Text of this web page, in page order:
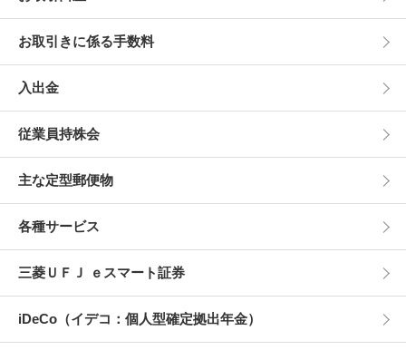
お取引きに係る手数料
入出金
従業員持株会
主な定型郵便物
各種サービス
三菱ＵＦＪ ｅスマート証券
iDeCo（イデコ：個人型確定拠出年金）